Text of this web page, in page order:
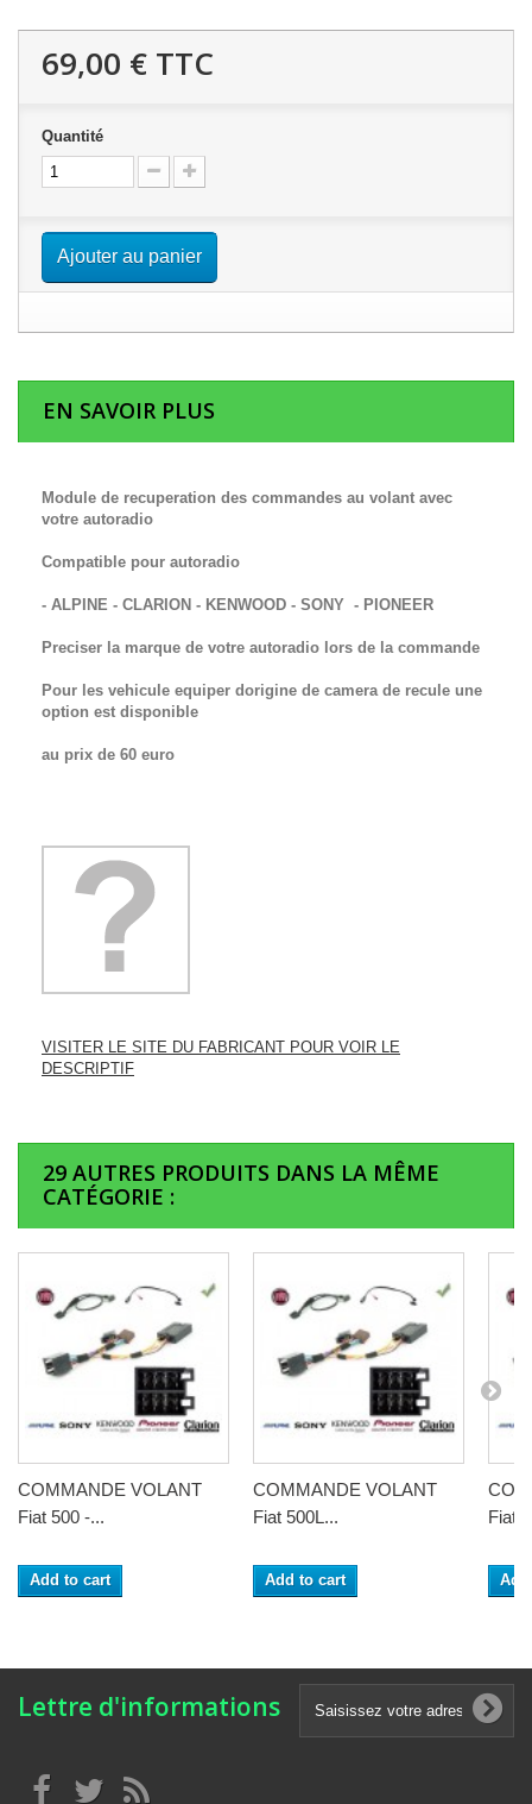
69,00 € TTC
Quantité
Ajouter au panier
EN SAVOIR PLUS
Module de recuperation des commandes au volant avec
votre autoradio
Compatible pour autoradio
- ALPINE - CLARION - KENWOOD - SONY - PIONEER
Preciser la marque de votre autoradio lors de la commande
Pour les vehicule equiper dorigine de camera de recule une
option est disponible
au prix de 60 euro
VISITER LE SITE DU FABRICANT POUR VOIR LE
DESCRIPTIF
29 AUTRES PRODUITS DANS LA MÊME
CATÉGORIE :
COMMANDE VOLANT
Fiat 500 -...
Add to cart
COMMANDE VOLANT
Fiat 500L...
Add to cart
Fiat
Lettre d'informations